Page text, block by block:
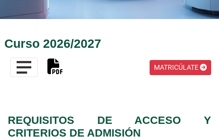
Curso 2026/2027
MATRICÚLATE
REQUISITOS DE ACCESO Y
CRITERIOS DE ADMISIÓN